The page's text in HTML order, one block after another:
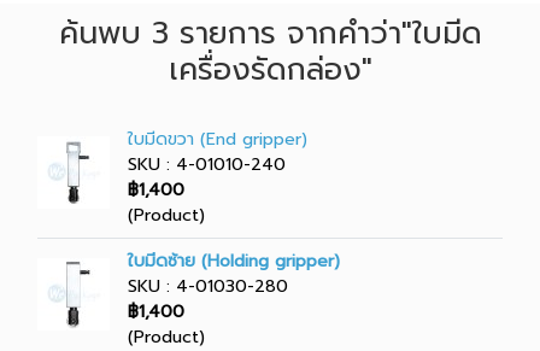
ค้นพบ 3 รายการ จากคำว่า"ใบมีด
เครื่องรัดกล่อง"
ใบมีดขวา (End gripper)
SKU : 4-01010-240
฿1,400
(Product)
ใบมีดซ้าย (Holding gripper)
SKU : 4-01030-280
฿1,400
(Product)